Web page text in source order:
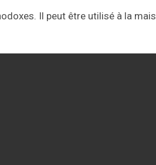
Il peut être utilisé à la